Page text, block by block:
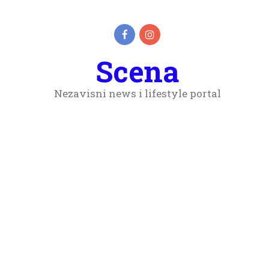
Scena
Nezavisni news i lifestyle portal